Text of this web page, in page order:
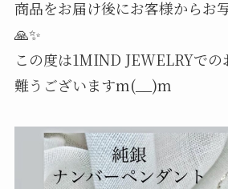
商品をお届け後にお客様からお
🙏✨
この度は1MIND JEWELRYでの
難うございますm(__)m